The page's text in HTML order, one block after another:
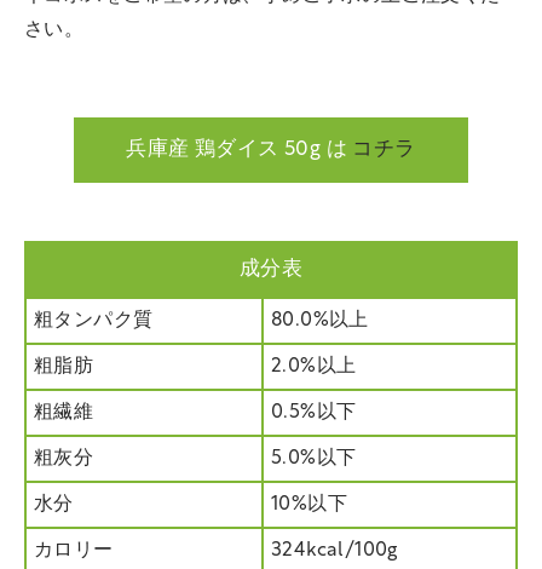
さい。
兵庫産 鶏ダイス 50g は コチラ
成分表
粗タンパク質 80.0%以上
粗脂肪 2.0%以上
粗繊維 0.5%以下
粗灰分 5.0%以下
水分 10%以下
カロリー 324kcal/100g